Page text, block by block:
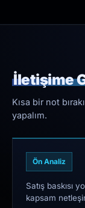
İletişime
Kısa bir not
yapalım.
Ön Analiz
Satış baskısı
kapsam